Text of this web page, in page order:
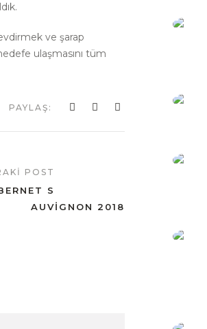
ve şarap
ulaşmasını tüm
PAYLAŞ:
POST
S
AUVIGNON 2018